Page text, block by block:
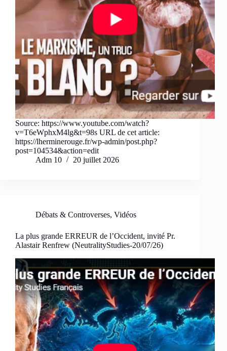
Source: https://www.youtube.com/watch?
v=T6eWphxM4lg&t=98s URL de cet article:
https://lherminerouge.fr/wp-admin/post.php?
post=104534&action=edit
Adm 10
20 juillet 2026
Débats & Controverses, Vidéos
La plus grande ERREUR de l’Occident, invité Pr.
Alastair Renfrew (NeutralityStudies-20/07/26)